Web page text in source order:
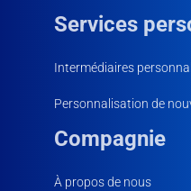
Services
Intermédiaires
Personnalisation de
Compagnie
À propos de nous